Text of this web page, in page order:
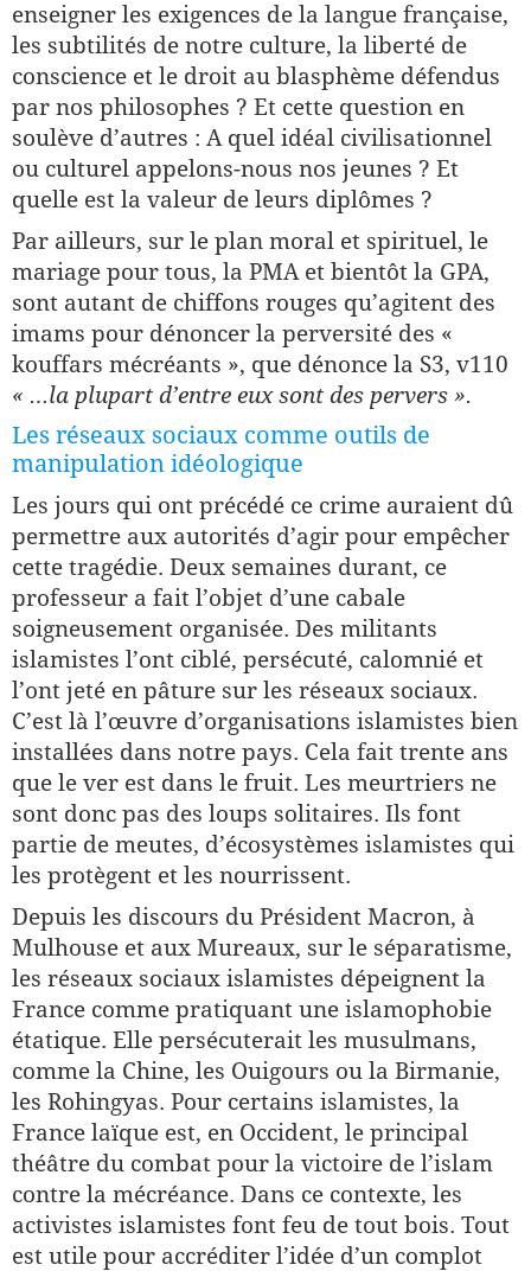
enseigner les exigences de la langue française,
les subtilités de notre culture, la liberté de
conscience et le droit au blasphème défendus
par nos philosophes ? Et cette question en
soulève d’autres : A quel idéal civilisationnel
ou culturel appelons-nous nos jeunes ? Et
quelle est la valeur de leurs diplômes ?
Par ailleurs, sur le plan moral et spirituel, le
mariage pour tous, la PMA et bientôt la GPA,
sont autant de chiffons rouges qu’agitent des
imams pour dénoncer la perversité des «
kouffars mécréants », que dénonce la S3, v110
« …la plupart d’entre eux sont des pervers ».
Les réseaux sociaux comme outils de
manipulation idéologique
Les jours qui ont précédé ce crime auraient dû
permettre aux autorités d’agir pour empêcher
cette tragédie. Deux semaines durant, ce
professeur a fait l’objet d’une cabale
soigneusement organisée. Des militants
islamistes l’ont ciblé, persécuté, calomnié et
l’ont jeté en pâture sur les réseaux sociaux.
C’est là l’œuvre d’organisations islamistes bien
installées dans notre pays. Cela fait trente ans
que le ver est dans le fruit. Les meurtriers ne
sont donc pas des loups solitaires. Ils font
partie de meutes, d’écosystèmes islamistes qui
les protègent et les nourrissent.
Depuis les discours du Président Macron, à
Mulhouse et aux Mureaux, sur le séparatisme,
les réseaux sociaux islamistes dépeignent la
France comme pratiquant une islamophobie
étatique. Elle persécuterait les musulmans,
comme la Chine, les Ouigours ou la Birmanie,
les Rohingyas. Pour certains islamistes, la
France laïque est, en Occident, le principal
théâtre du combat pour la victoire de l’islam
contre la mécréance. Dans ce contexte, les
activistes islamistes font feu de tout bois. Tout
est utile pour accréditer l’idée d’un complot